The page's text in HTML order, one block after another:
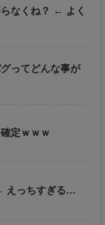
らなくね？ ← よく
ってどんな事が
定ｗｗｗ
えっちすぎる…